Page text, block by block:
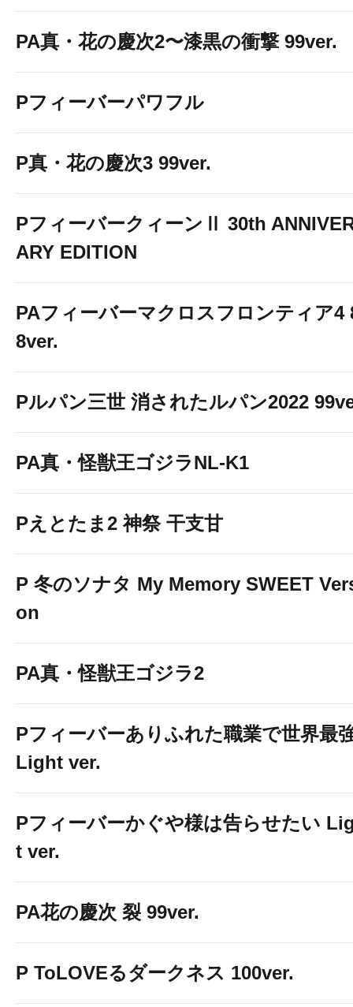
PA真・花の慶次2〜漆黒の衝撃 99ver.
Pフィーバーパワフル
P真・花の慶次3 99ver.
PフィーバークィーンⅡ 30th
ARY EDITION
PAフィーバーマクロスフロンティア4
8ver.
Pルパン三世 消されたルパン2022
PA真・怪獣王ゴジラNL-K1
Pえとたま2 神祭 干支甘
P 冬のソナタ My Memory SWEET
on
PA真・怪獣王ゴジラ2
Pフィーバーありふれた職業で世界最
Light ver.
Pフィーバーかぐや様は告らせたい
t ver.
PA花の慶次 裂 99ver.
P ToLOVEるダークネス 100ver.